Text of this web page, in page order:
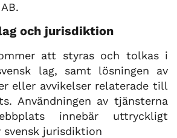
och jurisdiktion
att styras och tolkas i
lag, samt lösningen av
eller avvikelser relaterade till
Användningen av tjänsterna
innebär uttryckligt
svensk jurisdiktion